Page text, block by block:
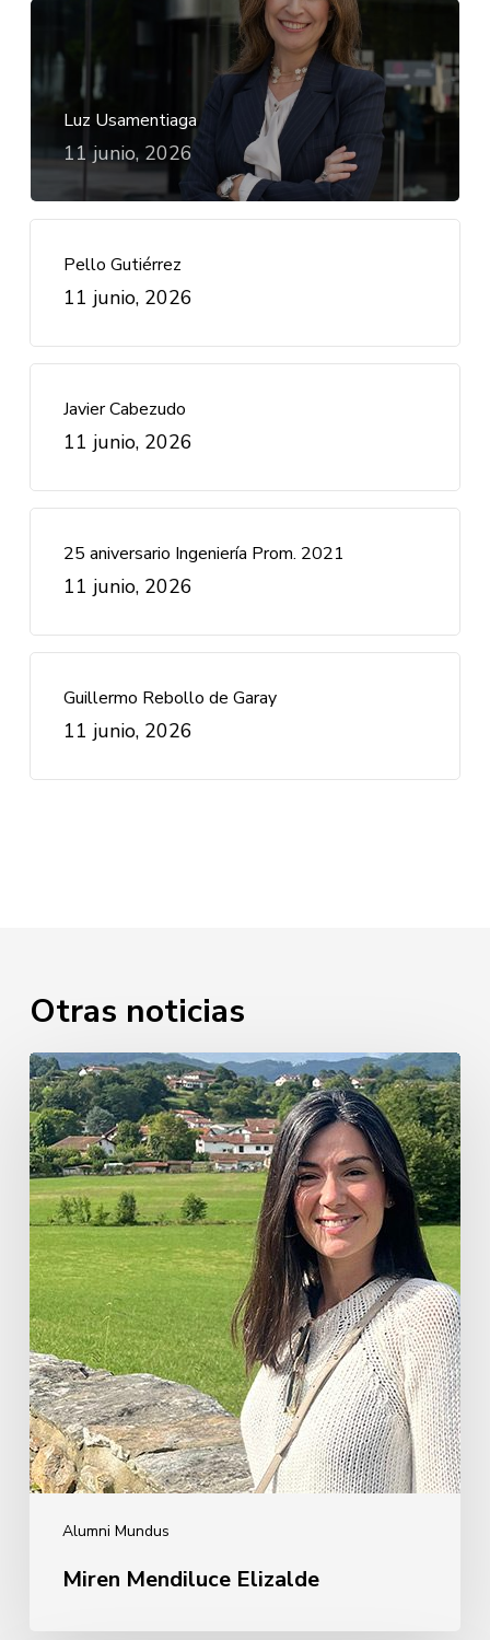
Luz Usamentiaga
11 junio, 2026
Pello Gutiérrez
11 junio, 2026
Javier Cabezudo
11 junio, 2026
25 aniversario Ingeniería Prom. 2021
11 junio, 2026
Guillermo Rebollo de Garay
11 junio, 2026
Otras noticias
Alumni Mundus
Miren
Mendiluce
Elizalde
Miren Mendiluce Elizalde